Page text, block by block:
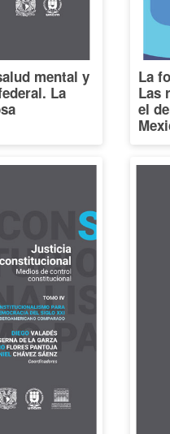
mental y
La
La
Las
el